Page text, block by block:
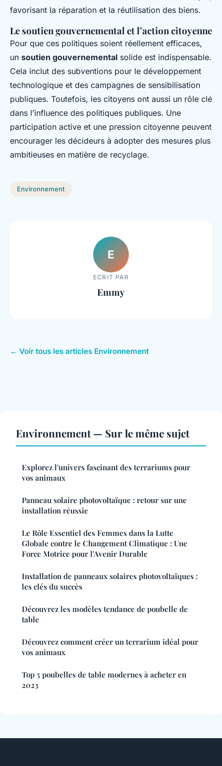
favorisant la réparation et la réutilisation des biens.
Le soutien gouvernemental et l’action citoyenne
Pour que ces politiques soient réellement efficaces,
un soutien gouvernemental solide est indispensable.
Cela inclut des subventions pour le développement
technologique et des campagnes de sensibilisation
publiques. Toutefois, les citoyens ont aussi un rôle clé
dans l’influence des politiques publiques. Une
participation active et une pression citoyenne peuvent
encourager les décideurs à adopter des mesures plus
ambitieuses en matière de recyclage.
Environnement
E
ECRIT PAR
Emmy
← Voir tous les articles Environnement
Environnement — Sur le même sujet
Explorez l'univers fascinant des terrariums pour
vos animaux
Panneau solaire photovoltaïque : retour sur une
installation réussie
Le Rôle Essentiel des Femmes dans la Lutte
Globale contre le Changement Climatique : Une
Force Motrice pour l'Avenir Durable
Installation de panneaux solaires photovoltaïques :
les clés du succès
Découvrez les modèles tendance de poubelle de
table
Découvrez comment créer un terrarium idéal pour
vos animaux
Top 5 poubelles de table modernes à acheter en
2023